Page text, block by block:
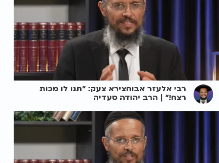
רבי אלעזר אבוחצירא צעק: "תנו לו מכות
רצח!" | הרב יהודה סעדיה